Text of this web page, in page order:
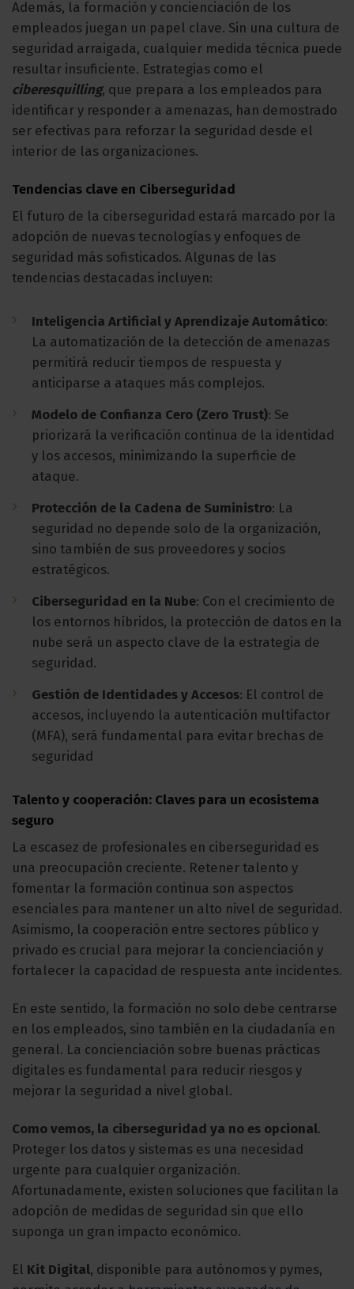
Además, la formación y concienciación de los
empleados juegan un papel clave. Sin una cultura de
seguridad arraigada, cualquier medida técnica puede
resultar insuficiente. Estrategias como el
ciberesquilling, que prepara a los empleados para
identificar y responder a amenazas, han demostrado
ser efectivas para reforzar la seguridad desde el
interior de las organizaciones.
Tendencias clave en Ciberseguridad
El futuro de la ciberseguridad estará marcado por la
adopción de nuevas tecnologías y enfoques de
seguridad más sofisticados. Algunas de las
tendencias destacadas incluyen:
Inteligencia Artificial y Aprendizaje Automático:
La automatización de la detección de amenazas
permitirá reducir tiempos de respuesta y
anticiparse a ataques más complejos.
Modelo de Confianza Cero (Zero Trust): Se
priorizará la verificación continua de la identidad
y los accesos, minimizando la superficie de
ataque.
Protección de la Cadena de Suministro: La
seguridad no depende solo de la organización,
sino también de sus proveedores y socios
estratégicos.
Ciberseguridad en la Nube: Con el crecimiento de
los entornos híbridos, la protección de datos en la
nube será un aspecto clave de la estrategia de
seguridad.
Gestión de Identidades y Accesos: El control de
accesos, incluyendo la autenticación multifactor
(MFA), será fundamental para evitar brechas de
seguridad
Talento y cooperación: Claves para un ecosistema
seguro
La escasez de profesionales en ciberseguridad es
una preocupación creciente. Retener talento y
fomentar la formación continua son aspectos
esenciales para mantener un alto nivel de seguridad.
Asimismo, la cooperación entre sectores público y
privado es crucial para mejorar la concienciación y
fortalecer la capacidad de respuesta ante incidentes.
En este sentido, la formación no solo debe centrarse
en los empleados, sino también en la ciudadanía en
general. La concienciación sobre buenas prácticas
digitales es fundamental para reducir riesgos y
mejorar la seguridad a nivel global.
Como vemos, la ciberseguridad ya no es opcional.
Proteger los datos y sistemas es una necesidad
urgente para cualquier organización.
Afortunadamente, existen soluciones que facilitan la
adopción de medidas de seguridad sin que ello
suponga un gran impacto económico.
El Kit Digital, disponible para autónomos y pymes,